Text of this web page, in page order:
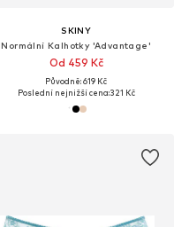
SKINY
Normální Kalhotky 'Advantage'
Od 459 Kč
Původně: 619 Kč
Poslední nejnižší cena:321 Kč